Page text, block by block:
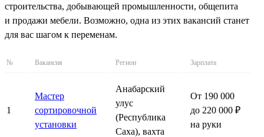
строительства, добывающей промышленности, общепита
и продажи мебели. Возможно, одна из этих вакансий станет
для вас шагом к переменам.
№ Вакансия Регион Зарплата
1
Мастер
сортировочной
установки
Анабарский
улус
(Республика
Саха), вахта
От 190 000
до 220 000 ₽
на руки